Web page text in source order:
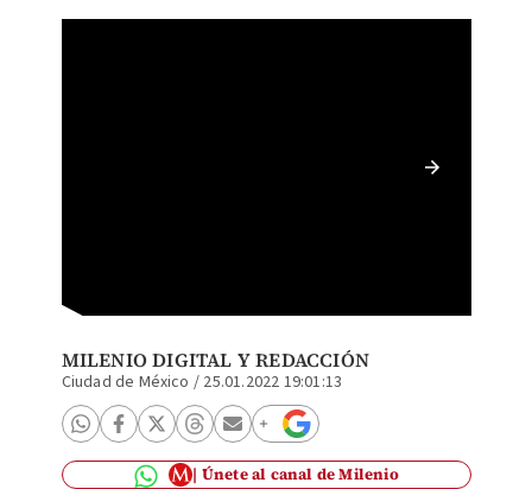
MILENIO DIGITAL YREDACCIÓN
Ciudad de México / 25.01.2022 19:01:13
Únete al canal de Milenio